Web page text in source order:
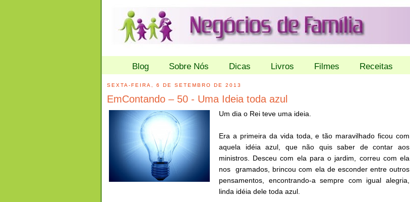
Blog Sobre Nós Dicas Livros Filmes Receitas
SEXTA-FEIRA, 6 DE SETEMBRO DE 2013
EmContando – 50 - Uma Ideia toda azul
Um dia o Rei teve uma ideia.
Era a primeira da vida toda, e tão maravilhado ficou com
aquela idéia azul, que não quis saber de contar aos
ministros. Desceu com ela para o jardim, correu com ela
nos gramados, brincou com ela de esconder entre outros
pensamentos, encontrando-a sempre com igual alegria,
linda idéia dele toda azul.